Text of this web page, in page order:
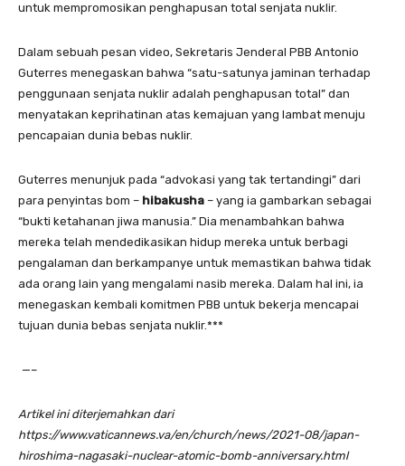
untuk mempromosikan penghapusan total senjata nuklir.
Dalam sebuah pesan video, Sekretaris Jenderal PBB Antonio
Guterres menegaskan bahwa “satu-satunya jaminan terhadap
penggunaan senjata nuklir adalah penghapusan total” dan
menyatakan keprihatinan atas kemajuan yang lambat menuju
pencapaian dunia bebas nuklir.
Guterres menunjuk pada “advokasi yang tak tertandingi” dari
para penyintas bom – hibakusha – yang ia gambarkan sebagai
“bukti ketahanan jiwa manusia.” Dia menambahkan bahwa
mereka telah mendedikasikan hidup mereka untuk berbagi
pengalaman dan berkampanye untuk memastikan bahwa tidak
ada orang lain yang mengalami nasib mereka. Dalam hal ini, ia
menegaskan kembali komitmen PBB untuk bekerja mencapai
tujuan dunia bebas senjata nuklir.***
—–
Artikel ini diterjemahkan dari
https://www.vaticannews.va/en/church/news/2021-08/japan-
hiroshima-nagasaki-nuclear-atomic-bomb-anniversary.html